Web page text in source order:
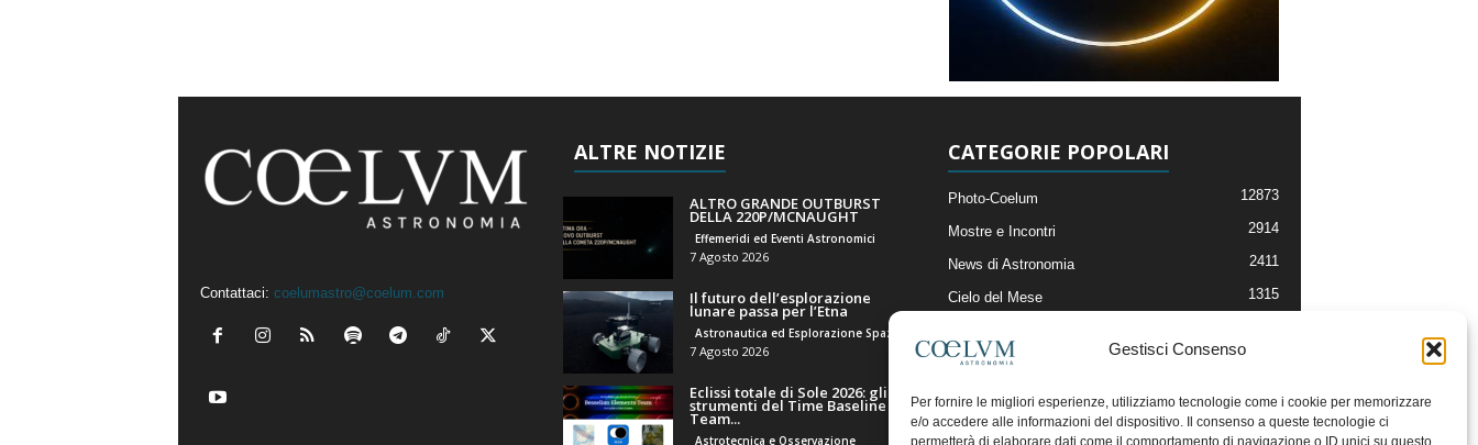
Gestisci Consenso
Per fornire le migliori esperienze, utilizziamo tecnologie come i cookie per memorizzare
e/o accedere alle informazioni del dispositivo. Il consenso a queste tecnologie ci
permetterà di elaborare dati come il comportamento di navigazione o ID unici su questo
Contattaci: coelumastro@coelum.com
ALTRE NOTIZIE
ALTRO GRANDE OUTBURST
DELLA 220P/MCNAUGHT
Effemeridi ed Eventi Astronomici
7 Agosto 2026
Il futuro dell’esplorazione
lunare passa per l’Etna
7 Agosto 2026
Eclissi totale di Sole 2026: gli
strumenti del Time Baseline
Team...
Astrotecnica e Osservazione
CATEGORIE POPOLARI
Photo-Coelum 12873
Mostre e Incontri 2914
News di Astronomia 2411
Cielo del Mese 1315
Articoli e Risorse On-Line
Il Blog della Redazione